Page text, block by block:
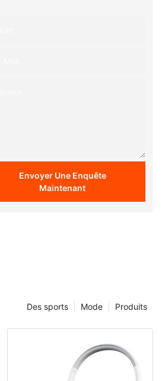
Envoyer Une Enquête
Maintenant
Produits
Mode
Des sports